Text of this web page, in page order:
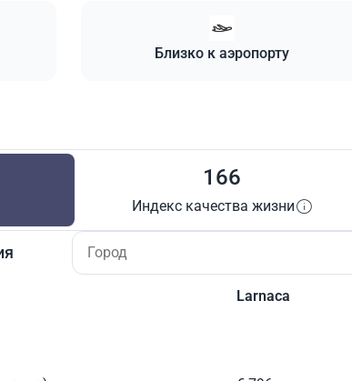
Близко к аэропорту
166
Индекс качества жизни
Larnaca